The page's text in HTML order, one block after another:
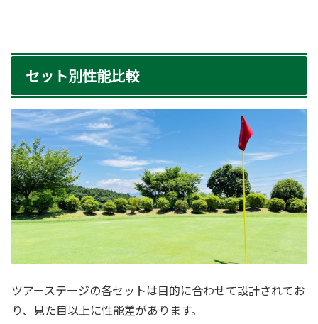
セット別性能比較
ツアーステージの各セットは目的に合わせて設計されてお
り、見た目以上に性能差があります。